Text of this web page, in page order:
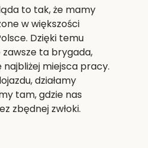
to tak, że mamy
w większości
Dzięki temu
ta brygada,
najbliżej miejsca pracy.
działamy
tam, gdzie nas
zbędnej zwłoki.